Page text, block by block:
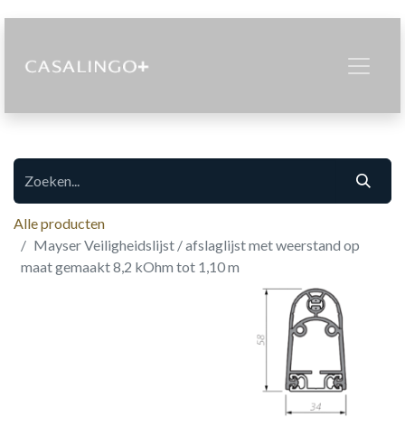
Alle producten
Mayser Veiligheidslijst / afslaglijst met weerstand op
maat gemaakt 8,2 kOhm tot 1,10 m